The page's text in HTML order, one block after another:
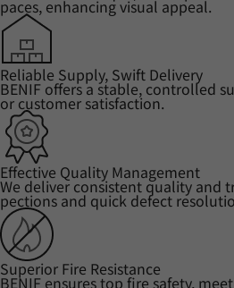
paces, enhancing visual appeal.
Reliable Supply, Swift Delivery
BENIF offers a stable, controlled
or customer satisfaction.
Effective Quality Management
We deliver consistent quality and
pections and quick defect
Superior Fire Resistance
BENIF ensures top fire safety,